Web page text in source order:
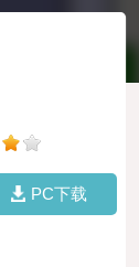
PC下载